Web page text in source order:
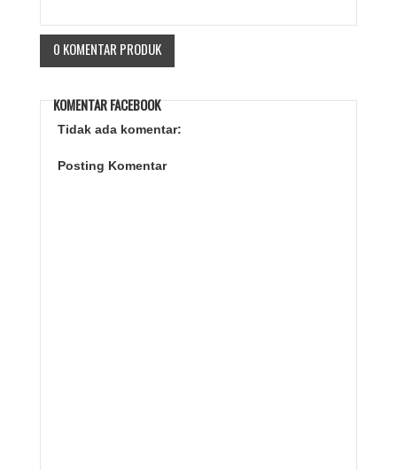
0 KOMENTAR PRODUK
KOMENTAR FACEBOOK
Tidak ada komentar:
Posting Komentar